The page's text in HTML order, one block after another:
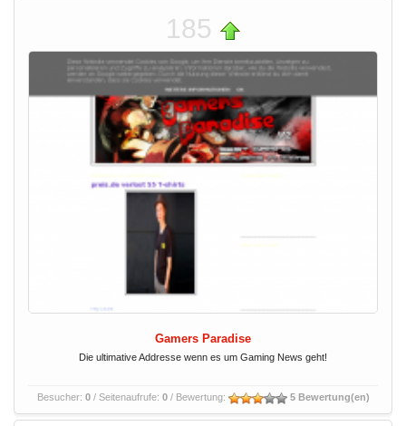
185
Gamers Paradise
Die ultimative Addresse wenn es um Gaming News geht!
Besucher: 0/ Seitenaufrufe: 0/ Bewertung: 5 Bewertung(en)